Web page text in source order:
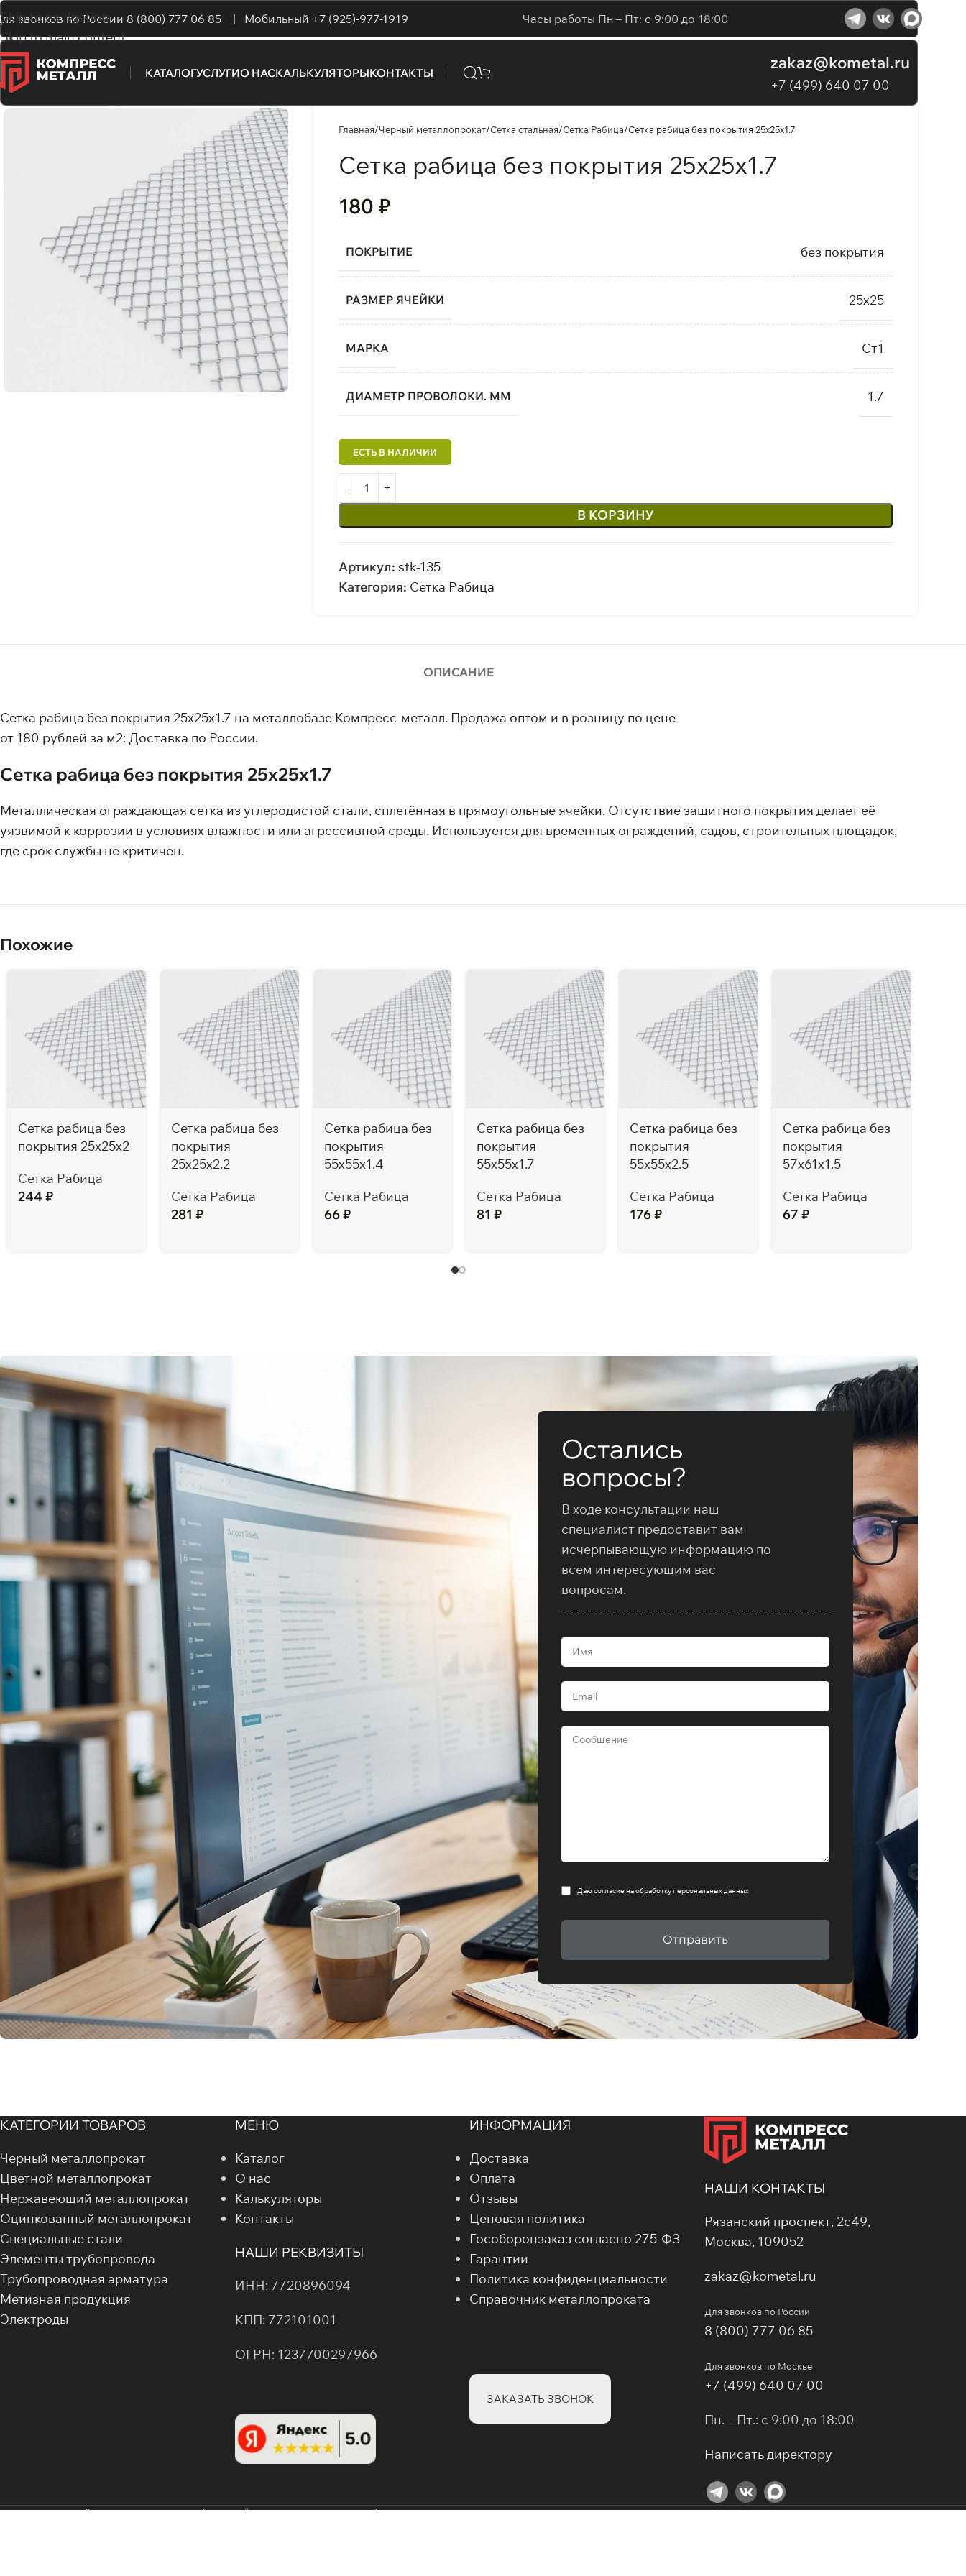
Skip to navigation
Skip to main content
звонков по России 8 (800) 777 06 85 | Мобильный +7 (925)-977-1919 Часы работы Пн – Пт: с 9:00 до 18:00
КАТАЛОГУСЛУГИО НАСКАЛЬКУЛЯТОРЫКОНТАКТЫ
zakaz@kometal.ru
+7 (499) 640 07 00
Главная Черный металлопрокат Сетка стальная Сетка Рабица Сетка рабица без покрытия 25x25x1.7
Сетка рабица без покрытия 25x25x1.7
180 ₽
ПОКРЫТИЕ без покрытия
РАЗМЕР ЯЧЕЙКИ 25х25
МАРКА Ст1
ДИАМЕТР ПРОВОЛОКИ. ММ 1.7
В КОРЗИНУ
Артикул: stk-135
Категория: Сетка Рабица
ОПИСАНИЕ
Сетка рабица без покрытия 25x25x1.7 на металлобазе Компресс-металл. Продажа оптом и в розницу по цене
от 180 рублей за м2: Доставка по России.
Сетка рабица без покрытия 25x25x1.7
Металлическая ограждающая сетка из углеродистой стали, сплетённая в прямоугольные ячейки. Отсутствие защитного покрытия делает её
уязвимой к коррозии в условиях влажности или агрессивной среды. Используется для временных ограждений, садов, строительных площадок,
где срок службы не критичен.
Похожие
Сетка рабица без
покрытия 25x25x2
Сетка Рабица
244 ₽
Сетка рабица без
покрытия
25x25x2.2
Сетка Рабица
281 ₽
Сетка рабица без
покрытия
55x55x1.4
Сетка Рабица
66₽
Сетка рабица без
покрытия
55x55x1.7
Сетка Рабица
81₽
Сетка рабица без
покрытия
55x55x2.5
Сетка Рабица
176₽
Сетка рабица без
покрытия
57x61x1.5
Сетка Рабица
67 ₽
Остались
вопросы?
В ходе консультации наш
специалист предоставит вам
исчерпывающую информацию по
всем интересующим вас
вопросам.
Даю согласие наобработку персональных данных
Отправить
КАТЕГОРИИ ТОВАРОВ
Черный металлопрокат
Цветной металлопрокат
Нержавеющий металлопрокат
Оцинкованный металлопрокат
Специальные стали
Элементы трубопровода
Трубопроводная арматура
Метизная продукция
Электроды
МЕНЮ
Каталог
О нас
Калькуляторы
Контакты
НАШИ РЕКВИЗИТЫ
ИНН: 7720896094
КПП: 772101001
ОГРН: 1237700297966
ИНФОРМАЦИЯ
Доставка
Оплата
Отзывы
Ценовая политика
Гособоронзаказ согласно 275-ФЗ
Гарантии
Политика конфиденциальности
Справочник металлопроката
ЗАКАЗАТЬ ЗВОНОК
НАШИ КОНТАКТЫ
Рязанский проспект, 2с49,
Москва, 109052
zakaz@kometal.ru
Для звонков по России
8 (800) 777 06 85
Для звонков по Москве
+7 (499) 640 07 00
Пн. – Пт.: с 9:00 до 18:00
Написать директору
Информация на сайте не является публичной офертой. Все фотографии категорий и товаров на